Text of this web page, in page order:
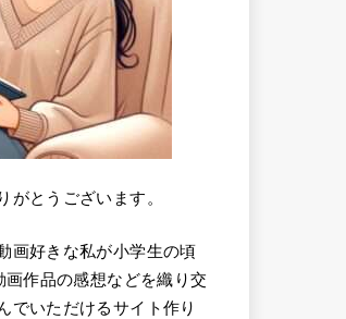
がとうございます。
画好きな私が小学生の頃
作品の感想などを織り交
でいただけるサイト作り